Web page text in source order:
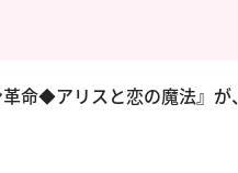
命◆アリスと恋の魔法』が、